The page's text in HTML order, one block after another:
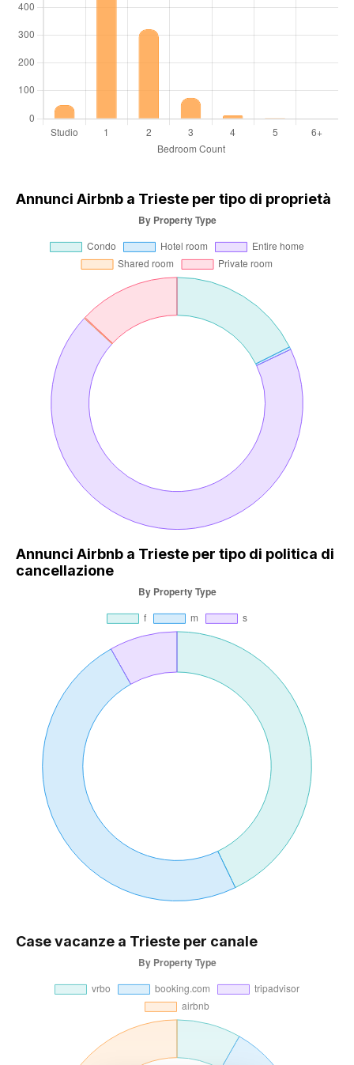
Annunci Airbnb a Trieste per tipo di proprietà
Annunci Airbnb a Trieste per tipo di politica di
cancellazione
Case vacanze a Trieste per canale